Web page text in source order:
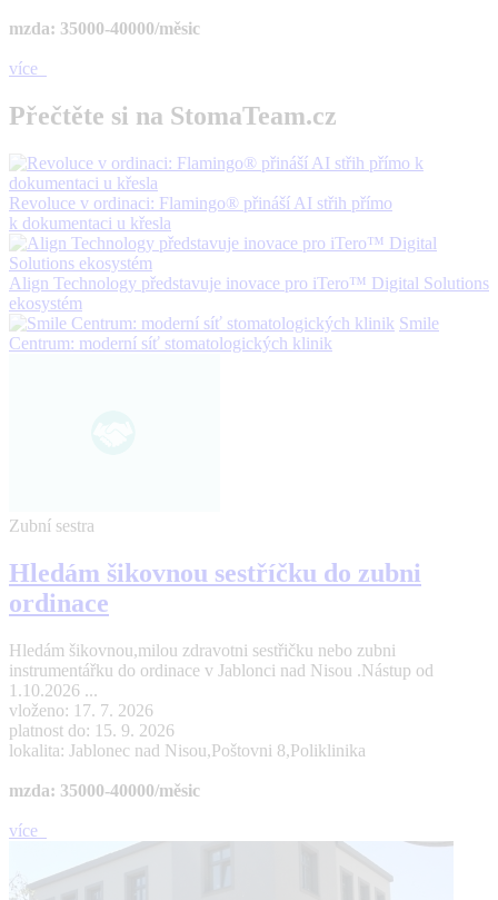
mzda: 35000-40000/měsic
více
Přečtěte si na StomaTeam.cz
Revoluce v ordinaci: Flamingo® přináší AI střih přímo
k dokumentaci u křesla
Align Technology představuje inovace pro iTero™ Digital Solutions
ekosystém
Smile
Centrum: moderní síť stomatologických klinik
Zubní sestra
Hledám šikovnou sestříčku do zubni
ordinace
Hledám šikovnou,milou zdravotni sestřičku nebo zubni
instrumentářku do ordinace v Jablonci nad Nisou .Nástup od
1.10.2026 ...
vloženo: 17. 7. 2026
platnost do: 15. 9. 2026
lokalita: Jablonec nad Nisou,Poštovni 8,Poliklinika
mzda: 35000-40000/měsic
více